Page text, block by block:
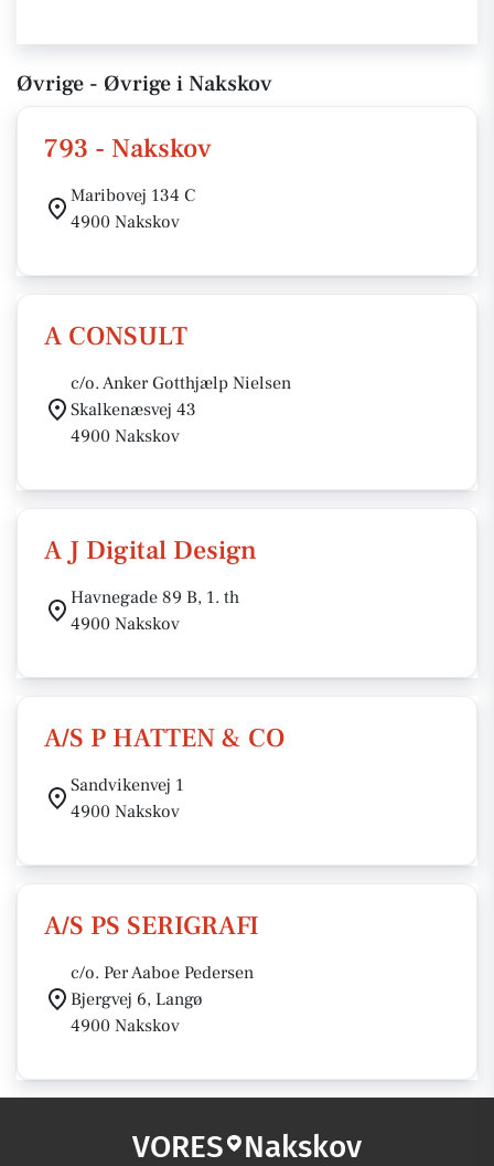
Øvrige - Øvrige i Nakskov
793 - Nakskov
Maribovej 134 C
4900 Nakskov
A CONSULT
c/o. Anker Gotthjælp Nielsen
Skalkenæsvej 43
4900 Nakskov
A J Digital Design
Havnegade 89 B, 1. th
4900 Nakskov
A/S P HATTEN & CO
Sandvikenvej 1
4900 Nakskov
A/S PS SERIGRAFI
c/o. Per Aaboe Pedersen
Bjergvej 6, Langø
4900 Nakskov
VORES Nakskov